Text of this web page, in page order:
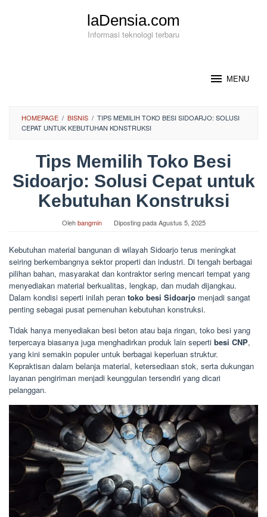
laDensia.com
Informasi teknologi terbaru
MENU
HOMEPAGE / BISNIS / TIPS MEMILIH TOKO BESI SIDOARJO: SOLUSI
CEPAT UNTUK KEBUTUHAN KONSTRUKSI
Tips Memilih Toko Besi
Sidoarjo: Solusi Cepat untuk
Kebutuhan Konstruksi
Olehbangmin Diposting padaAgustus 5, 2025
Kebutuhan material bangunan di wilayah Sidoarjo terus meningkat
seiring berkembangnya sektor properti dan industri. Di tengah berbagai
pilihan bahan, masyarakat dan kontraktor sering mencari tempat yang
menyediakan material berkualitas, lengkap, dan mudah dijangkau.
Dalam kondisi seperti inilah peran toko besi Sidoarjo menjadi sangat
penting sebagai pusat pemenuhan kebutuhan konstruksi.
Tidak hanya menyediakan besi beton atau baja ringan, toko besi yang
terpercaya biasanya juga menghadirkan produk lain seperti besi CNP,
yang kini semakin populer untuk berbagai keperluan struktur.
Kepraktisan dalam belanja material, ketersediaan stok, serta dukungan
layanan pengiriman menjadi keunggulan tersendiri yang dicari
pelanggan.